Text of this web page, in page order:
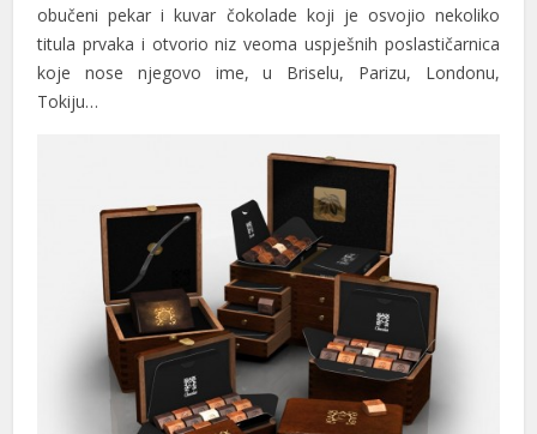
obučeni pekar i kuvar čokolade koji je osvojio nekoliko
titula prvaka i otvorio niz veoma uspješnih poslastičarnica
koje nose njegovo ime, u Briselu, Parizu, Londonu,
Tokiju…